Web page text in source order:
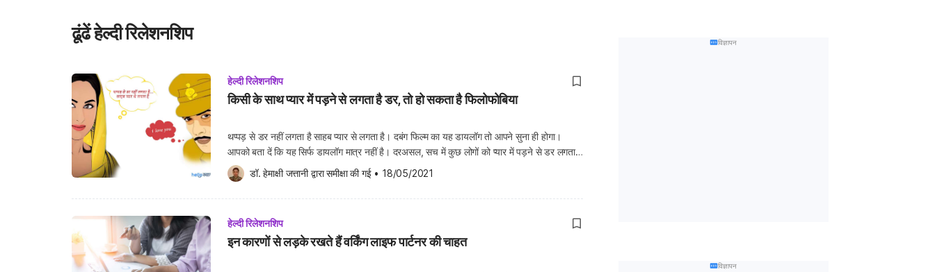
ढूंढें हेल्दी रिलेशनशिप
हेल्दी रिलेशनशिप
किसी के साथ प्यार में पड़ने से लगता है डर, तो हो सकता है फिलोफोबिया
थप्पड़ से डर नहीं लगता है साहब प्यार से लगता है। दबंग फिल्म का यह डायलॉग तो आपने सुना ही होगा।
आपको बता दें कि यह सिर्फ डायलॉग मात्र नहीं है। दरअसल, सच में कुछ लोगों को प्यार में पड़ने से डर लगता है
और इसे साइंस की भाषा में फिलोफोबिया (Philophobia) कहते हैं। प्यार […]
डॉ. हेमाक्षी जत्तानी द्वारा समीक्षा की गई • 18/05/2021
हेल्दी रिलेशनशिप
इन कारणों से लड़के रखते हैं वर्किंग लाइफ पार्टनर की चाहत
विज्ञापन
विज्ञापन